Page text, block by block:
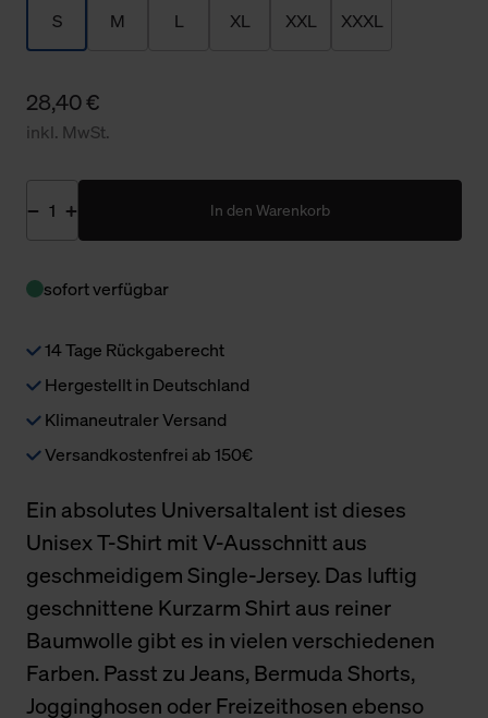
S M L XL XXL XXXL
28,40 €
inkl. MwSt.
In den Warenkorb
sofort verfügbar
14 Tage Rückgaberecht
Hergestellt in Deutschland
Klimaneutraler Versand
Versandkostenfrei ab 150€
Ein absolutes Universaltalent ist dieses
Unisex T-Shirt mit V-Ausschnitt aus
geschmeidigem Single-Jersey. Das luftig
geschnittene Kurzarm Shirt aus reiner
Baumwolle gibt es in vielen verschiedenen
Farben. Passt zu Jeans, Bermuda Shorts,
Jogginghosen oder Freizeithosen ebenso